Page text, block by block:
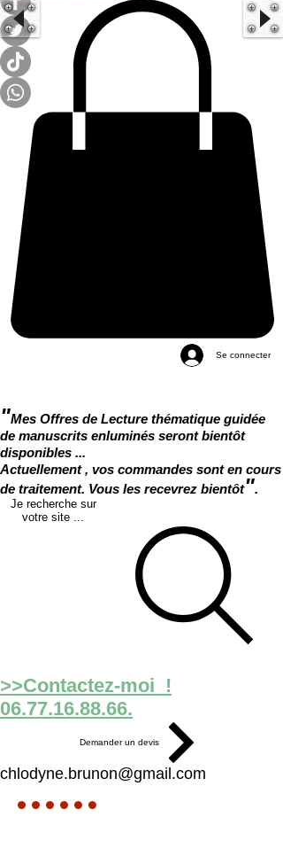
Se connecter
"Mes Offres de Lecture thématique guidée
de manuscrits enluminés seront bientôt
disponibles ...
Actuellement , vos commandes sont en cours
de traitement. Vous les recevrez bientôt".
Je recherche sur
votre site ...
>>Contactez-moi !
06.77.16.88.66.
Demander un devis
chlodyne.brunon@gmail.com